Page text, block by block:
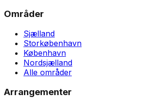
Områder
Sjælland
Storkøbenhavn
København
Nordsjælland
Alle områder
Arrangementer